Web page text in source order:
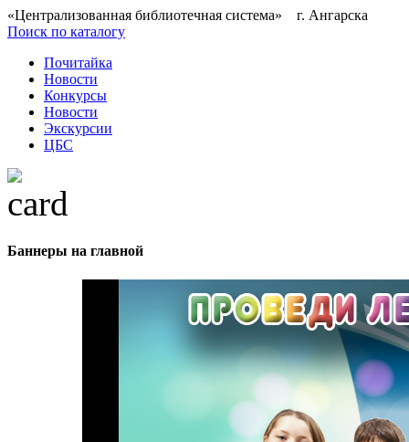
«Централизованная библиотечная система» г. Ангарска
Поиск по каталогу
Почитайка
Новости
Конкурсы
Новости
Экскурсии
ЦБС
Баннеры на главной